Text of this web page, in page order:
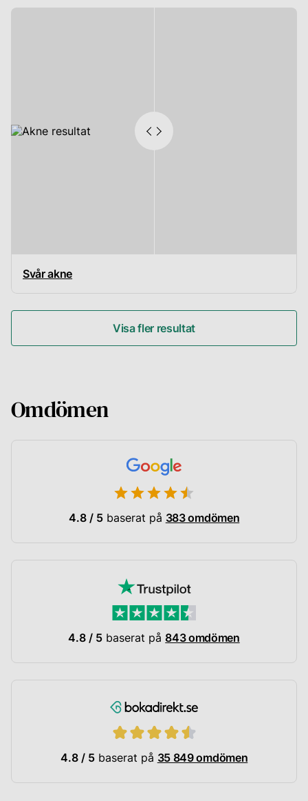
Svår akne
Visa fler resultat
Omdömen
4.8 / 5 baserat på 383 omdömen
4.8 / 5 baserat på 843 omdömen
4.8 / 5 baserat på 35 849 omdömen